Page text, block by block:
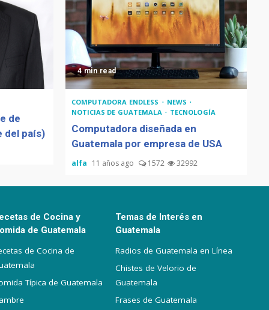
Recetas del fiambre
guatemalteco
Adiós Cédula de Vecindad
Sonrisas
de
del país)
4 min read
COMPUTADORA ENDLESS
NEWS
NOTICIAS DE GUATEMALA
TECNOLOGÍA
Computadora diseñada en
Guatemala por empresa de USA
alfa 11 años ago 1572 32992
de Cocina y
de Guatemala
de Cocina de
Típica de Guatemala
Temas de Interés en
Guatemala
Radios de Guatemala en Línea
Chistes de Velorio de
Guatemala
Frases de Guatemala